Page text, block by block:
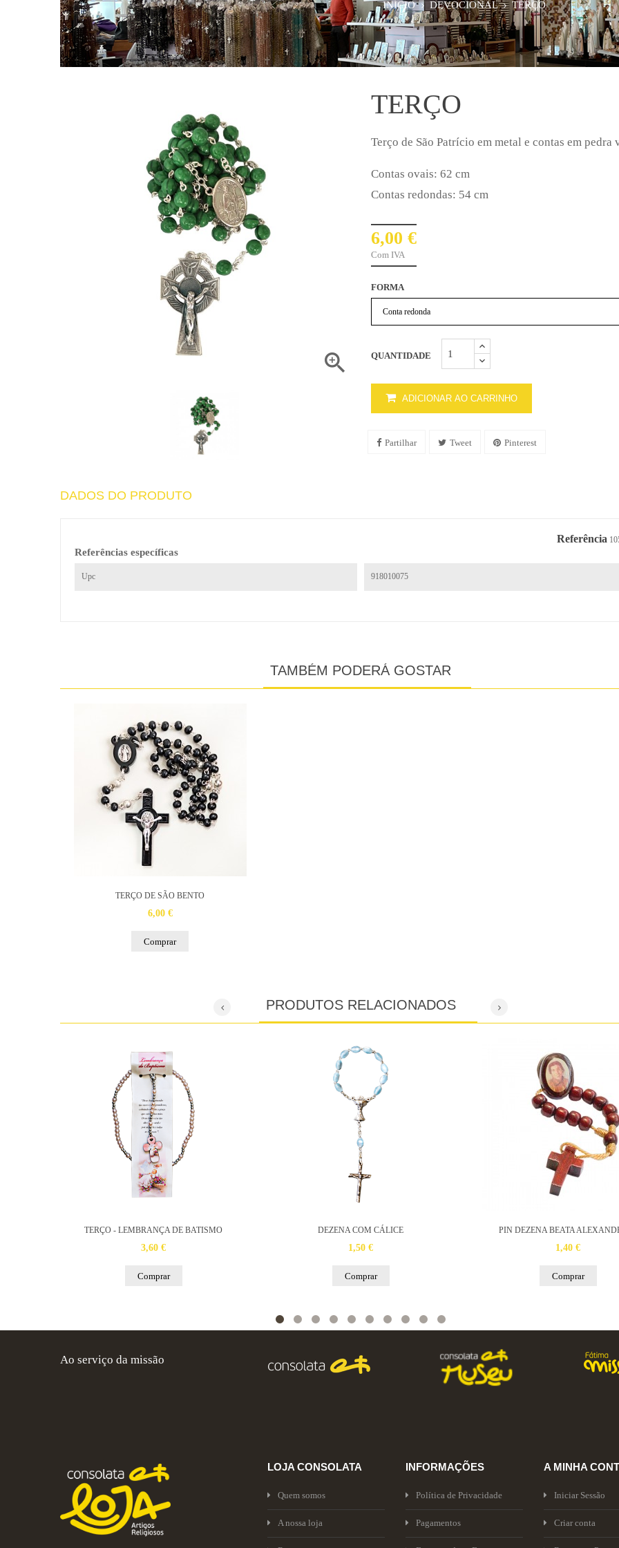
INÍCIO DEVOCIONAL TERÇO

TERÇO
Terço de São Patrício em metal e contas em pedra
Contas ovais: 62 cm
Contas redondas: 54 cm
6,00 €
Com IVA
FORMA
QUANTIDADE
ADICIONAR AO CARRINHO
Partilhar Tweet Pinterest
DADOS DO PRODUTO
Referência
Referências específicas
Upc 918010075
TAMBÉM PODERÁ GOSTAR
TERÇO DE SÃO BENTO
6,00 €
Comprar
PRODUTOS RELACIONADOS
TERÇO - LEMBRANÇA DE BATISMO
3,60 €
Comprar
DEZENA COM CÁLICE
1,50 €
Comprar
PIN DEZENA BEATA
1,40 €
Comprar
Ao serviço da missão
LOJA CONSOLATA
Quem somos
A nossa loja
INFORMAÇÕES
Política de Privacidade
Pagamentos
A MINHA
Iniciar Sessão
Criar conta